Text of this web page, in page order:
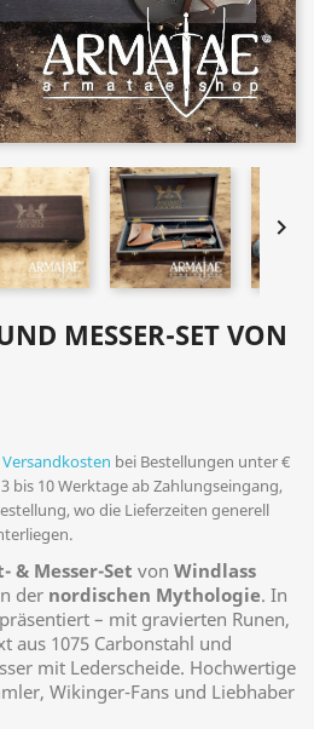

MESSER-SET VON
Versandkosten bei Bestellungen unter €
bis 10 Werktage ab Zahlungseingang,
wo die Lieferzeiten generell
& Messer-Set von Windlass
der nordischen Mythologie. In
– mit gravierten Runen,
aus 1075 Carbonstahl und
mit Lederscheide. Hochwertige
Wikinger-Fans und Liebhaber